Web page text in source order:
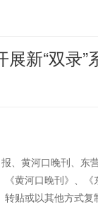
新“双录”
、黄河口晚刊、东
黄河口晚刊》、
贴或以其他方式